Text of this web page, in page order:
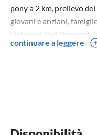
pony a 2 km, prelievo
giovani e anziani,
Detmold, Bad Pyrmont,
Hannover, Bodenwerder,
benessere, distretto di
di Lippe tra la Foresta
nella Renania
continuare a leggere